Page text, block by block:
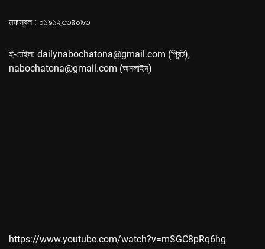
মফস্বল : ০১৯১২৩৩৪০৯৩
ই-মেইল: dailynabochatona@gmail.com (প্রিন্ট),
nabochatona@gmail.com (অনলাইন)
https://www.youtube.com/watch?v=mSGC8pRq6hg